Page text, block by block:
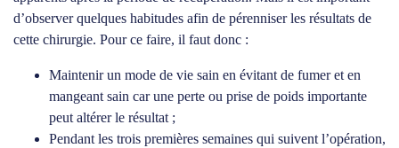
d’observer quelques habitudes afin de pérenniser les résultats de
cette chirurgie. Pour ce faire, il faut donc :
Maintenir un mode de vie sain en évitant de fumer et en
mangeant sain car une perte ou prise de poids importante
peut altérer le résultat ;
Pendant les trois premières semaines qui suivent l’opération,